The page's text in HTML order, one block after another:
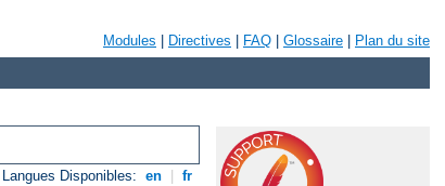
Modules Directives FAQ Glossaire Plan du site
Langues Disponibles: en fr